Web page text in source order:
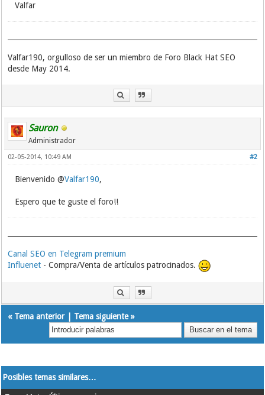
Valfar
Valfar190, orgulloso de ser un miembro de Foro Black Hat SEO
desde May 2014.
Sauron
Administrador
#2
02-05-2014, 10:49 AM
Bienvenido @Valfar190,
Espero que te guste el foro!!
Canal SEO en Telegram premium
Influenet - Compra/Venta de artículos patrocinados.
« Tema anterior| Tema siguiente»
Posibles temas similares…